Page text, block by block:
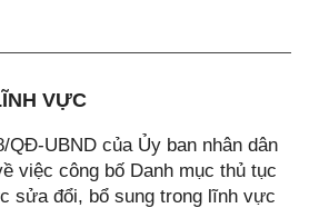
VỰC
QĐ-UBND của Ủy ban nhân dân
việc công bố Danh mục thủ tục
sửa đổi, bổ sung trong lĩnh vực